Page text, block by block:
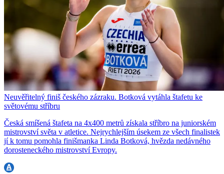
Neuvěřitelný finiš českého zázraku. Botková vytáhla štafetu ke
světovému stříbru
Česká smíšená štafeta na 4x400 metrů získala stříbro na juniorském
mistrovství světa v atletice. Nejrychlejším úsekem ze všech finalistek
jí k tomu pomohla finišmanka Linda Botková, hvězda nedávného
dorosteneckého mistrovství Evropy.